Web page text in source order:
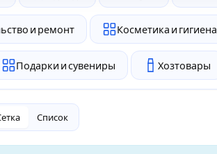
и ремонт Косметика и гигиена
Подарки и сувениры Хозтовары
Список